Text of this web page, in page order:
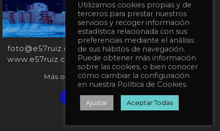
+34
651
862
863
foto@e57ruiz.com
www.e57ruiz.com
Más obras en la galería virtual Singulart:
Verified artist on Singulart
Utilizamos cookies propias y de
terceros para prestar nuestros
servicios y recoger información
estadística relacionada con sus
preferencias mediante el análisis
de sus hábitos de navegación.
Puede obtener más información
sobre las cookies, o bien conocer
cómo cambiar la configuración
en nuestra Política de Cookies.
Ajustar Aceptar Todas